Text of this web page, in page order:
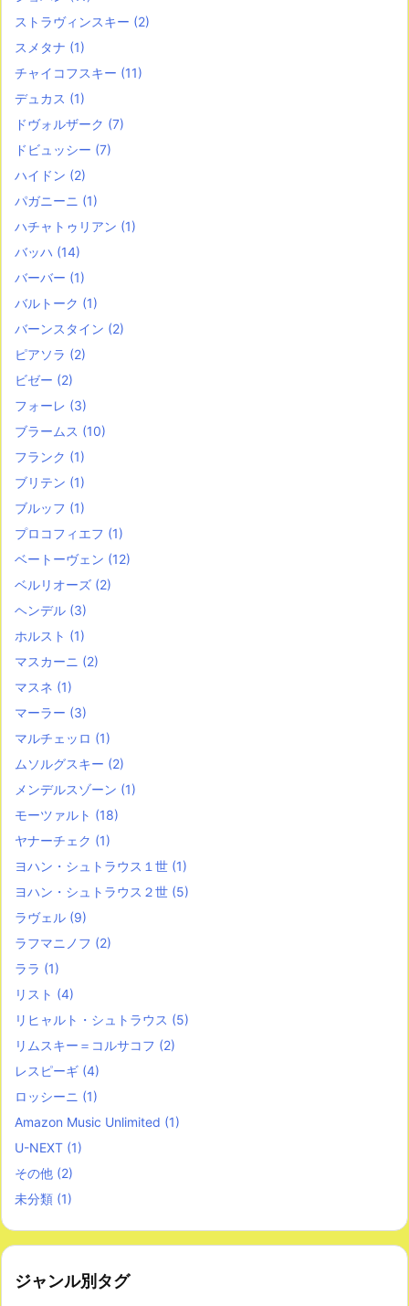
ストラヴィンスキー (2)
スメタナ (1)
チャイコフスキー (11)
デュカス (1)
ドヴォルザーク (7)
ドビュッシー (7)
ハイドン (2)
パガニーニ (1)
ハチャトゥリアン (1)
バッハ (14)
バーバー (1)
バルトーク (1)
バーンスタイン (2)
ピアソラ (2)
ビゼー (2)
フォーレ (3)
ブラームス (10)
フランク (1)
ブリテン (1)
ブルッフ (1)
プロコフィエフ (1)
ベートーヴェン (12)
ベルリオーズ (2)
ヘンデル (3)
ホルスト (1)
マスカーニ (2)
マスネ (1)
マーラー (3)
マルチェッロ (1)
ムソルグスキー (2)
メンデルスゾーン (1)
モーツァルト (18)
ヤナーチェク (1)
ヨハン・シュトラウス１世 (1)
ヨハン・シュトラウス２世 (5)
ラヴェル (9)
ラフマニノフ (2)
ララ (1)
リスト (4)
リヒャルト・シュトラウス (5)
リムスキー＝コルサコフ (2)
レスピーギ (4)
ロッシーニ (1)
Amazon Music Unlimited (1)
U-NEXT (1)
その他 (2)
未分類 (1)
ジャンル別タグ